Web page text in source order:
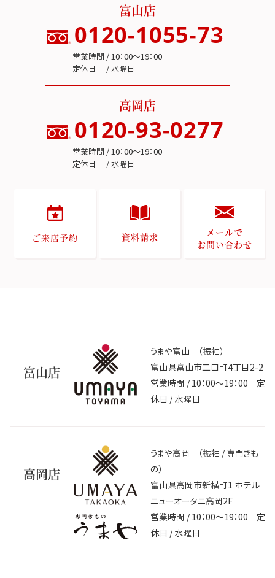
富山店
0120-1055-73
営業時間 / 10：00～19：00
定休日 / 水曜日
高岡店
0120-93-0277
営業時間 / 10：00～19：00
定休日 / 水曜日
ご来店予約 資料請求
メールで
お問い合わせ
富山店
うまや富山 （振袖）
富山県富山市二口町4丁目2-2
営業時間 / 10：00～19：00 定
休日 / 水曜日
高岡店
うまや高岡 （振袖 / 専門きも
の）
富山県高岡市新横町1 ホテル
ニューオータニ高岡2F
営業時間 / 10：00〜19：00 定
休日 / 水曜日